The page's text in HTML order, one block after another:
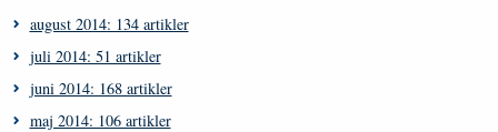
august 2014: 134 artikler
juli 2014: 51 artikler
juni 2014: 168 artikler
maj 2014: 106 artikler